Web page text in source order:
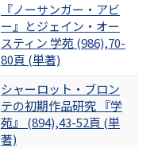
『ノーサンガー・アビ
ー』とジェイン・オー
スティン 学苑 (986),70-
80頁 (単著)
シャーロット・ブロン
テの初期作品研究 『学
苑』 (894),43-52頁 (単
著)